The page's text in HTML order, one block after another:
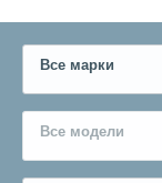
Все марки
Все модели